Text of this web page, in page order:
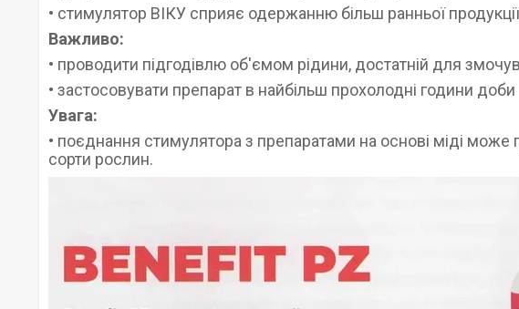
• стимулятор ВІКУ сприяє одержанню більш ранньої продукції
Важливо:
• проводити підгодівлю об'ємом рідини, достатній для
• застосовувати препарат в найбільш прохолодні години доби
Увага:
• поєднання стимулятора з препаратами на основі міді може
сорти рослин.